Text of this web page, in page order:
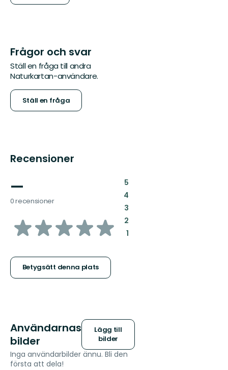
Frågor och svar
Ställ en fråga till andra
Naturkartan-användare.
Ställ en fråga
Recensioner
—
0 recensioner
av
stjärnor
Betygsätt denna plats
5:
4:
3:
2:
1:
Användarnas
bilder
Lägg till
bilder
Inga användarbilder ännu. Bli den
första att dela!